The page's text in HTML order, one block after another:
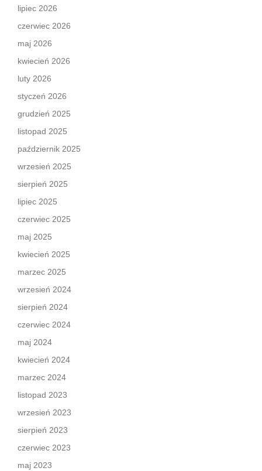
lipiec 2026
czerwiec 2026
maj 2026
kwiecień 2026
luty 2026
styczeń 2026
grudzień 2025
listopad 2025
październik 2025
wrzesień 2025
sierpień 2025
lipiec 2025
czerwiec 2025
maj 2025
kwiecień 2025
marzec 2025
wrzesień 2024
sierpień 2024
czerwiec 2024
maj 2024
kwiecień 2024
marzec 2024
listopad 2023
wrzesień 2023
sierpień 2023
czerwiec 2023
maj 2023